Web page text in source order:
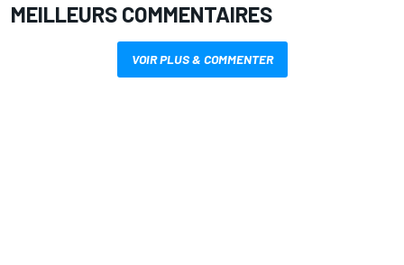
MEILLEURS COMMENTAIRES
VOIR PLUS & COMMENTER